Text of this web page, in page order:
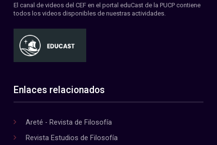
El canal de videos del CEF en el portal eduCast de la PUCP contiene
todos los videos disponibles de nuestras actividades.
Enlaces relacionados
Areté - Revista de Filosofía
Revista Estudios de Filosofía